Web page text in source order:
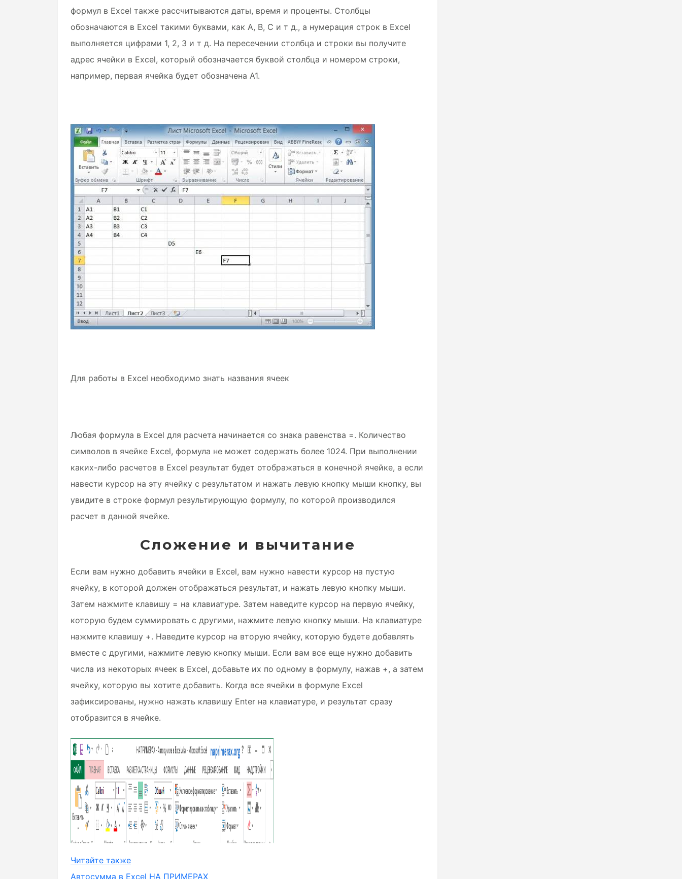
формул в Excel также рассчитываются даты, время и проценты. Столбцы
обозначаются в Excel такими буквами, как A, B, C и т д., а нумерация строк в Excel
выполняется цифрами 1, 2, 3 и т д. На пересечении столбца и строки вы получите
адрес ячейки в Excel, который обозначается буквой столбца и номером строки,
например, первая ячейка будет обозначена А1.
Для работы в Excel необходимо знать названия ячеек
Любая формула в Excel для расчета начинается со знака равенства =. Количество
символов в ячейке Excel, формула не может содержать более 1024. При выполнении
каких-либо расчетов в Excel результат будет отображаться в конечной ячейке, а если
навести курсор на эту ячейку с результатом и нажать левую кнопку мыши кнопку, вы
увидите в строке формул результирующую формулу, по которой производился
расчет в данной ячейке.
Сложение и вычитание
Если вам нужно добавить ячейки в Excel, вам нужно навести курсор на пустую
ячейку, в которой должен отображаться результат, и нажать левую кнопку мыши.
Затем нажмите клавишу = на клавиатуре. Затем наведите курсор на первую ячейку,
которую будем суммировать с другими, нажмите левую кнопку мыши. На клавиатуре
нажмите клавишу +. Наведите курсор на вторую ячейку, которую будете добавлять
вместе с другими, нажмите левую кнопку мыши. Если вам все еще нужно добавить
числа из некоторых ячеек в Excel, добавьте их по одному в формулу, нажав +, а затем
ячейку, которую вы хотите добавить. Когда все ячейки в формуле Excel
зафиксированы, нужно нажать клавишу Enter на клавиатуре, и результат сразу
отобразится в ячейке.
Читайте также
Автосумма в Excel НА ПРИМЕРАХ